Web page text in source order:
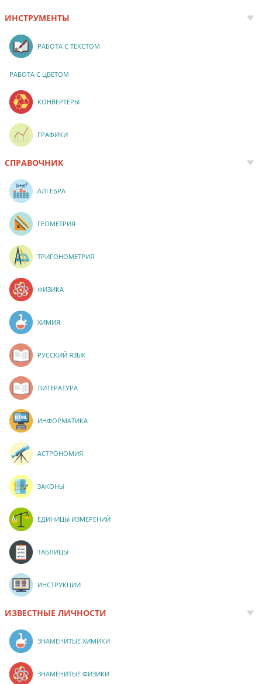
ИНСТРУМЕНТЫ
РАБОТА С ТЕКСТОМ
РАБОТА С ЦВЕТОМ
КОНВЕРТЕРЫ
ГРАФИКИ
СПРАВОЧНИК
АЛГЕБРА
ГЕОМЕТРИЯ
ТРИГОНОМЕТРИЯ
ФИЗИКА
ХИМИЯ
РУССКИЙ ЯЗЫК
ЛИТЕРАТУРА
ИНФОРМАТИКА
АСТРОНОМИЯ
ЗАКОНЫ
ЕДИНИЦЫ ИЗМЕРЕНИЙ
ТАБЛИЦЫ
ИНСТРУКЦИИ
ИЗВЕСТНЫЕ ЛИЧНОСТИ
ЗНАМЕНИТЫЕ ХИМИКИ
ЗНАМЕНИТЫЕ ФИЗИКИ